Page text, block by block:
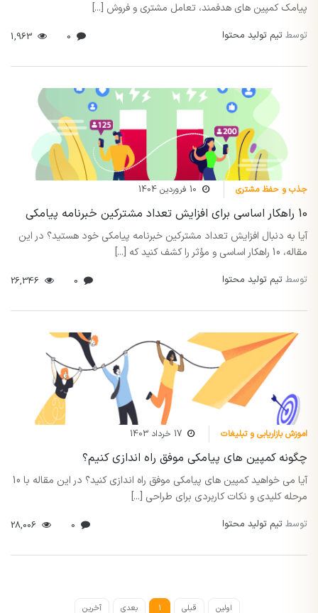
پیامک کمپین های هدفمند، تعامل مشتری و فروش [...]
توسط تیم تولید محتوا
جذب و حفظ مشتری 10 فروردین 1404
10 راهکار اساسی برای افزایش تعداد مشترکین خبرنامه پیامکی
آیا به دنبال افزایش تعداد مشترکین خبرنامه پیامکی خود هستید؟ در این
مقاله، 10 راهکار اساسی و مؤثر را کشف کنید که [...]
توسط تیم تولید محتوا
اموزش بازاریابی و تبلیغات 17 خرداد 1403
چگونه کمپین های پیامکی موفق راه اندازی کنیم؟
آیا می خواهید کمپین های پیامکی موفق راه اندازی کنید؟ در این مقاله با 10
مرحله کلیدی و نکات کاربردی برای طراحی [...]
توسط تیم تولید محتوا
اولین قبلی 1 بعدی آخرین